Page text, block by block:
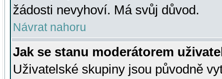
žádosti nevyhoví. Má svůj důvod.
Návrat nahoru
Jak se stanu moderátorem
Uživatelské skupiny jsou původně